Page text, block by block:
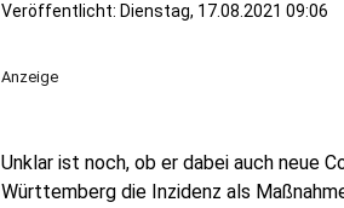
Veröffentlicht: Dienstag, 17.08.2021 09:06
Anzeige
Unklar ist noch, ob er dabei auch neue
Württemberg die Inzidenz als